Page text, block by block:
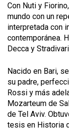
Con Nuti y
mundo con un
interpretada con
contemporánea.
Decca y
Nacido en Bari,
su padre,
Rossi y más
Mozarteum de
de Tel Aviv.
tesis en Historia